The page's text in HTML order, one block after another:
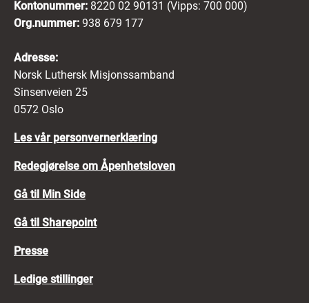
Kontonummer: 8220 02 90131 (Vipps: 700 000)
Org.nummer: 938 679 177
Adresse:
Norsk Luthersk Misjonssamband
Sinsenveien 25
0572 Oslo
Les vår personvernerklæring
Redegjørelse om Åpenhetsloven
Gå til Min Side
Gå til Sharepoint
Presse
Ledige stillinger